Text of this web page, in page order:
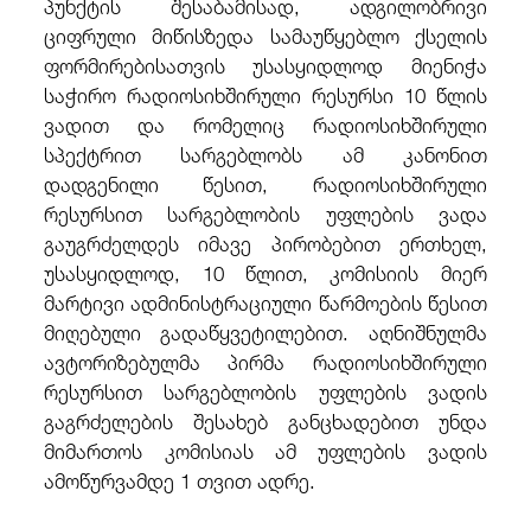
ციფრული მიწისზედა სამაუწყებლო ქსელის
ფორმირებისათვის უსასყიდლოდ მიენიჭა
საჭირო რადიოსიხშირული რესურსი 10 წლის
ვადით და რომელიც რადიოსიხშირული
სპექტრით სარგებლობს ამ კანონით
დადგენილი წესით, რადიოსიხშირული
რესურსით სარგებლობის უფლების ვადა
გაუგრძელდეს იმავე პირობებით ერთხელ,
უსასყიდლოდ, 10 წლით, კომისიის მიერ
მარტივი ადმინისტრაციული წარმოების წესით
მიღებული გადაწყვეტილებით. აღნიშნულმა
ავტორიზებულმა პირმა რადიოსიხშირული
რესურსით სარგებლობის უფლების ვადის
გაგრძელების შესახებ განცხადებით უნდა
მიმართოს კომისიას ამ უფლების ვადის
ამოწურვამდე 1 თვით ადრე.